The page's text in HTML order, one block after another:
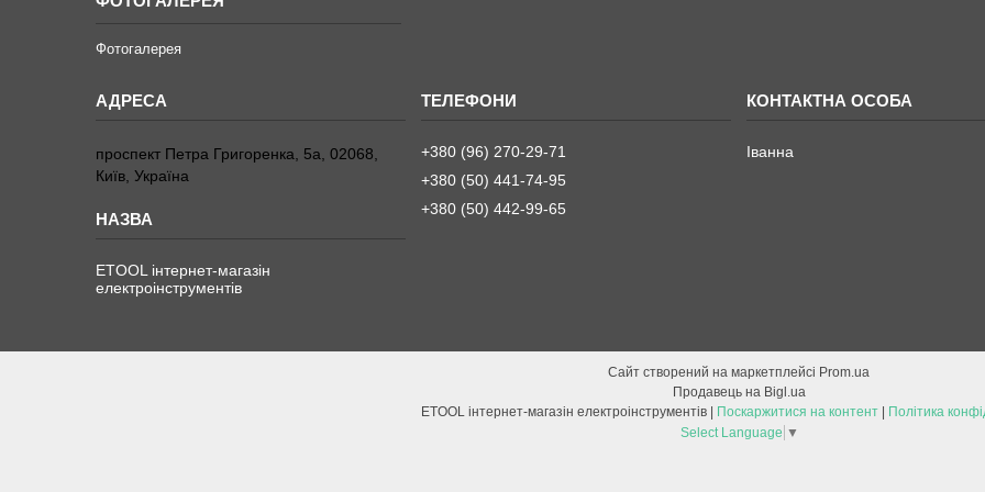
Фотогалерея
проспект Петра Григоренка, 5а, 02068,
Київ, Україна
ETOOL інтернет-магазін
електроінструментів
+380 (96) 270-29-71
+380 (50) 441-74-95
+380 (50) 442-99-65
Іванна
Сайт створений на маркетплейсі Prom.ua
Продавець на Bigl.ua
Поскаржитися на контент
Політика
Select Language ▼